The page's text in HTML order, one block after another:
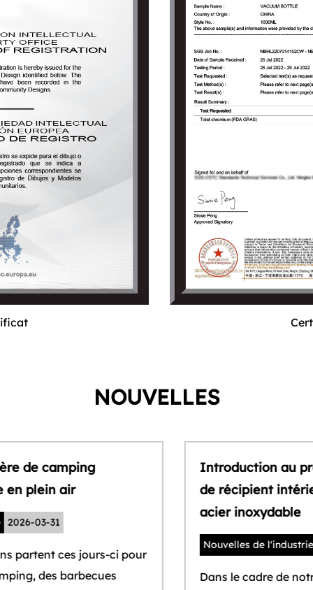
NOUVELLES
Introduction au processus conventionnel
de récipient intérieur des gobelets en
acier inoxydable
2026-03-30
Dans le cadre de notre vie quotidienne, tasses